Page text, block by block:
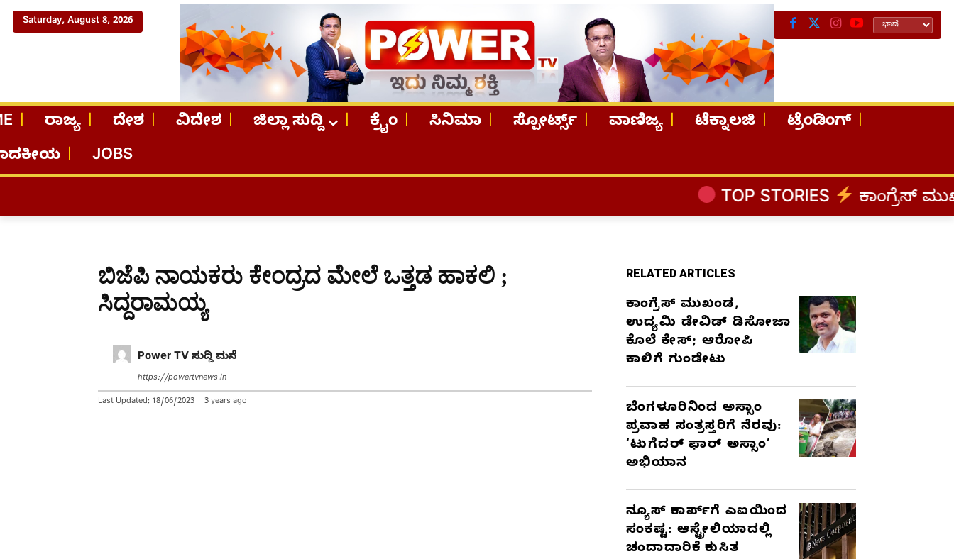
Saturday, August 8, 2026
ರಾಜ್ಯ ದೇಶ ವಿದೇಶ ಜಿಲ್ಲಾ ಸುದ್ದಿ ಕ್ರೈಂ ಸಿನಿಮಾ ಸ್ಪೋರ್ಟ್ಸ್ ವಾಣಿಜ್ಯ ಟೆಕ್ನಾಲಜಿ
ಟ್ರೆಂಡಿಂಗ್
JOBS
TOP STORIES ಕಾಂಗ್ರೆಸ್‌ ಮುಖಂಡ, ಉದ್ಯಮಿ
ಬಿಜೆಪಿ ನಾಯಕರು ಕೇಂದ್ರದ ಮೇಲೆ ಒತ್ತಡ ಹಾಕಲಿ ;
ಸಿದ್ದರಾಮಯ್ಯ
Power TV ಸುದ್ದಿ ಮನೆ
https://powertvnews.in
Last Updated: 18/06/2023 3 years ago
RELATED ARTICLES
ಕಾಂಗ್ರೆಸ್‌ ಮುಖಂಡ,
ಉದ್ಯಮಿ ಡೇವಿಡ್‌ ಡಿಸೋಜಾ
ಕೊಲೆ ಕೇಸ್;‌ ಆರೋಪಿ
ಕಾಲಿಗೆ ಗುಂಡೇಟು
ಬೆಂಗಳೂರಿನಿಂದ ಅಸ್ಸಾಂ
ಪ್ರವಾಹ ಸಂತ್ರಸ್ತರಿಗೆ ನೆರವು:
‘ಟುಗೆದರ್ ಫಾರ್ ಅಸ್ಸಾಂ’
ಅಭಿಯಾನ
ನ್ಯೂಸ್ ಕಾರ್ಪ್‌ಗೆ ಎಐಯಿಂದ
ಸಂಕಷ್ಟ: ಆಸ್ಟ್ರೇಲಿಯಾದಲ್ಲಿ
ಚಂದಾದಾರಿಕೆ ಕುಸಿತ